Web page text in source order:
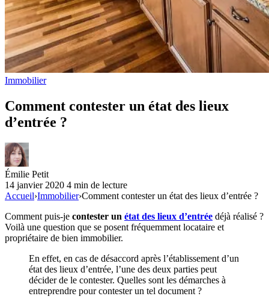
Immobilier
Comment contester un état des lieux
d’entrée ?
Émilie Petit
14 janvier 2020 4 min de lecture
Accueil›Immobilier›Comment contester un état des lieux d’entrée ?
Comment puis-je contester un état des lieux d’entrée déjà réalisé ?
Voilà une question que se posent fréquemment locataire et
propriétaire de bien immobilier.
En effet, en cas de désaccord après l’établissement d’un
état des lieux d’entrée, l’une des deux parties peut
décider de le contester. Quelles sont les démarches à
entreprendre pour contester un tel document ?